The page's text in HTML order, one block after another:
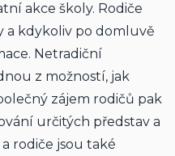
akce školy. Rodiče
a kdykoliv po domluvě
Netradiční
z možností, jak
zájem rodičů pak
určitých představ a
rodiče jsou také